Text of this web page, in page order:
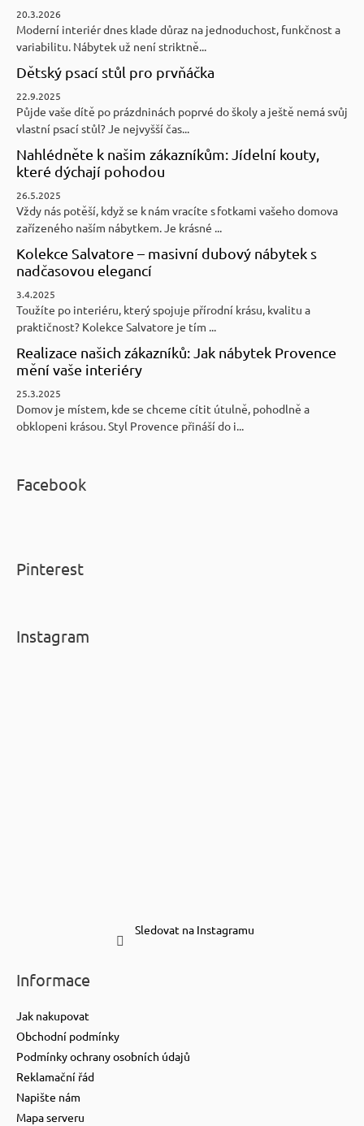
20.3.2026
Moderní interiér dnes klade důraz na jednoduchost, funkčnost a
variabilitu. Nábytek už není striktně...
Dětský psací stůl pro prvňáčka
22.9.2025
Půjde vaše dítě po prázdninách poprvé do školy a ještě nemá svůj
vlastní psací stůl? Je nejvyšší čas...
Nahlédněte k našim zákazníkům: Jídelní kouty,
které dýchají pohodou
26.5.2025
Vždy nás potěší, když se k nám vracíte s fotkami vašeho domova
zařízeného naším nábytkem. Je krásné ...
Kolekce Salvatore – masivní dubový nábytek s
nadčasovou elegancí
3.4.2025
Toužíte po interiéru, který spojuje přírodní krásu, kvalitu a
praktičnost? Kolekce Salvatore je tím ...
Realizace našich zákazníků: Jak nábytek Provence
mění vaše interiéry
25.3.2025
Domov je místem, kde se chceme cítit útulně, pohodlně a
obklopeni krásou. Styl Provence přináší do i...
Facebook
Pinterest
Instagram
Sledovat na Instagramu
Informace
Jak nakupovat
Obchodní podmínky
Podmínky ochrany osobních údajů
Reklamační řád
Napište nám
Mapa serveru